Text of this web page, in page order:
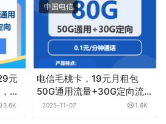
元
首
3.6K
中国电信
电信毛桃卡，19元月租包
50G通用流量+30G定向流量
+通话0.1元月租/分钟
2025-11-07 1.6K